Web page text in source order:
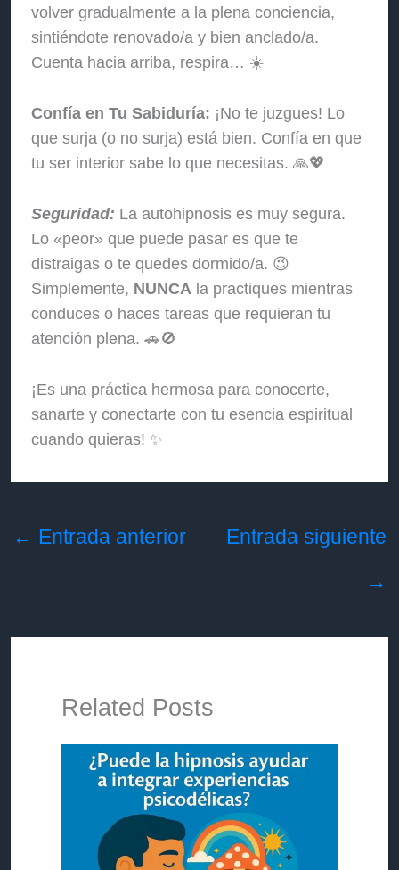
volver gradualmente a la plena conciencia,
sintiéndote renovado/a y bien anclado/a.
Cuenta hacia arriba, respira… ☀️
Confía en Tu Sabiduría: ¡No te juzgues! Lo
que surja (o no surja) está bien. Confía en que
tu ser interior sabe lo que necesitas. 🙏💖
Seguridad: La autohipnosis es muy segura.
Lo «peor» que puede pasar es que te
distraigas o te quedes dormido/a. 😉
Simplemente, NUNCA la practiques mientras
conduces o haces tareas que requieran tu
atención plena. 🚗🚫
¡Es una práctica hermosa para conocerte,
sanarte y conectarte con tu esencia espiritual
cuando quieras! ✨
← Entrada anterior
Entrada siguiente
→
Related Posts